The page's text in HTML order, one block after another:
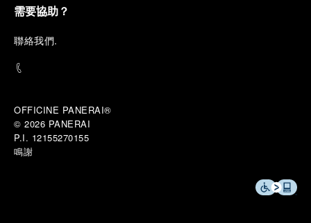
需要協助？
聯絡我們.
OFFICINE PANERAI®
© 2026 PANERAI
P.I. 12155270155
鳴謝